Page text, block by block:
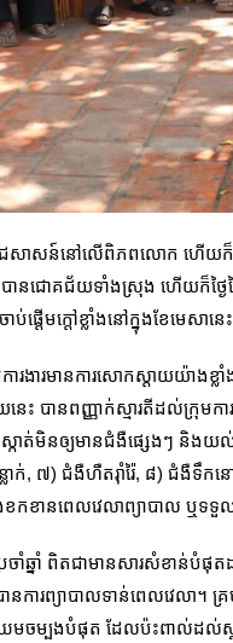
ាសន៍នៅលើពិភពលោក ហើយក៏ជា
ានជោគជ័យទាំងស្រុង ហើយក៏ថ្ង
ាប់ផ្តើមក្តៅខ្លាំងនៅក្នុងខែ
ការងារមានការសោកស្តាយយ៉
ះ បានពញ្ញាក់ស្មារតីដល់ក្រុមក
ប់ស្កាត់មិនឲ្យមានជំងឺផ្សេងៗ
, ៧) ជំងឺហឺតរ៉ាំរ៉ៃ, ៨) ជំងឺទឹកន
ខកខានពេលវេលាព្យាបាល ឬទទួ
រចាំឆ្នាំ ពិតជាមានសារសំខា
ព្យាបាលទាន់ពេលវេលា។ គ្រ
រឈមចម្បងបំផុត ដែលប៉ះពាល់ដ